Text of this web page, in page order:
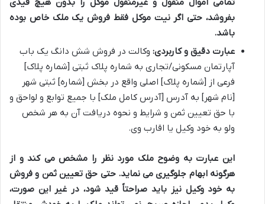
تمامی اموال منقول و غیرمنقول موکل را بدون هیچ قیدی
بفروشد، حتی اگر نیت موکل فقط فروش یک ملک خاص بوده
باشد.
عبارت دقیق و کاربردی: وکالت در فروش شش دانگ یک باب
آپارتمان مسکونی/تجاری به شماره پلاک ثبتی [شماره پلاک]
فرعی از [شماره پلاک] اصلی واقع در بخش [شماره] ثبتی شهر
[نام شهر] به آدرس [آدرس کامل ملک] با جمیع توابع و لواحق و
با حق تعیین ثمن و شرایط و نحوه دریافت آن به هر شخص
ولو به خود وکیل یا اقارب وی.
این عبارت به وضوح ملک مورد نظر را مشخص می کند و از
هرگونه ابهام جلوگیری می نماید. حتی حق تعیین ثمن و فروش
به خود وکیل نیز باید صراحتاً قید شود، در غیر این صورت،